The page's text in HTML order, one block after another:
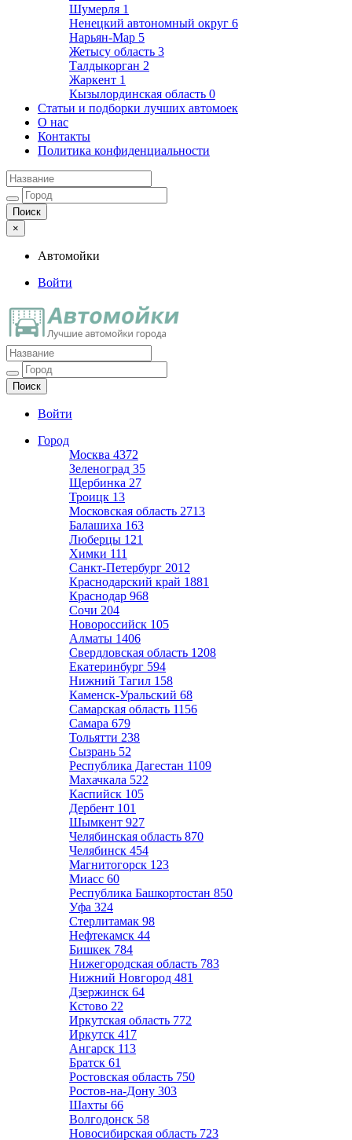
Шумерля 1
Ненецкий автономный округ 6
Нарьян-Мар 5
Жетысу область 3
Талдыкорган 2
Жаркент 1
Кызылординская область 0
Статьи и подборки лучших автомоек
О нас
Контакты
Политика конфиденциальности
×
Автомойки
Войти
Автомойки
Ещё один сайт на WordPress
Войти
Город
Москва 4372
Зеленоград 35
Щербинка 27
Троицк 13
Московская область 2713
Балашиха 163
Люберцы 121
Химки 111
Санкт-Петербург 2012
Краснодарский край 1881
Краснодар 968
Сочи 204
Новороссийск 105
Алматы 1406
Свердловская область 1208
Екатеринбург 594
Нижний Тагил 158
Каменск-Уральский 68
Самарская область 1156
Самара 679
Тольятти 238
Сызрань 52
Республика Дагестан 1109
Махачкала 522
Каспийск 105
Дербент 101
Шымкент 927
Челябинская область 870
Челябинск 454
Магнитогорск 123
Миасс 60
Республика Башкортостан 850
Уфа 324
Стерлитамак 98
Нефтекамск 44
Бишкек 784
Нижегородская область 783
Нижний Новгород 481
Дзержинск 64
Кстово 22
Иркутская область 772
Иркутск 417
Ангарск 113
Братск 61
Ростовская область 750
Ростов-на-Дону 303
Шахты 66
Волгодонск 58
Новосибирская область 723